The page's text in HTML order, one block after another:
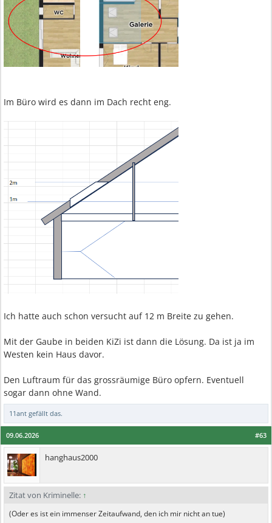
Im Büro wird es dann im Dach recht eng.
Ich hatte auch schon versucht auf 12 m Breite zu gehen.
Mit der Gaube in beiden KiZi ist dann die Lösung. Da ist ja im
Westen kein Haus davor.
Den Luftraum für das grossräumige Büro opfern. Eventuell
sogar dann ohne Wand.
11ant gefällt das.
#63
09.06.2026
hanghaus2000
Zitat von Kriminelle: ↑
(Oder es ist ein immenser Zeitaufwand, den ich mir nicht an tue)